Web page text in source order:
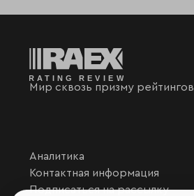
Мир сквозь призму рейтингов
Аналитика
Контактная информация
Подписаться на рассылку